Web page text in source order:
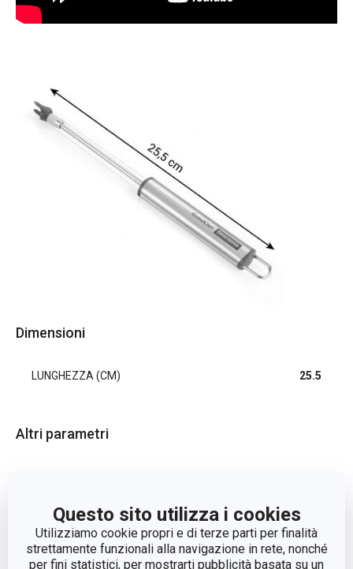
Questo sito utilizza i cookies
Utilizziamo cookie propri e di terze parti per finalità
strettamente funzionali alla navigazione in rete, nonché
per fini statistici, per mostrarti pubblicità basata su un
Dimensioni
LUNGHEZZA (CM) 25.5
Altri parametri
LINEA DI PRODOTTO GrandCHEF
plastica, acciaio